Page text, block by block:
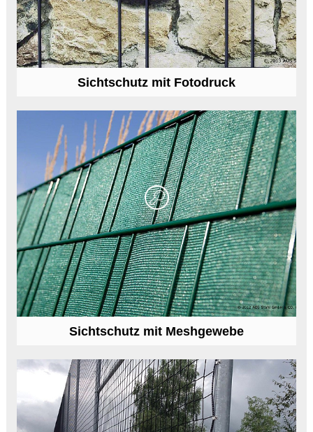
Sichtschutz mit Fotodruck
Sichtschutz mit Meshgewebe